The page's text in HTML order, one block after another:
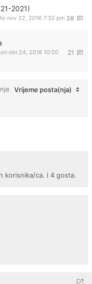
2021)
38
nov 22, 2016 7:32 pm
21
okt 24, 2016 10:20
Vrijeme posta(nja)
korisnika/ca. i 4 gosta.